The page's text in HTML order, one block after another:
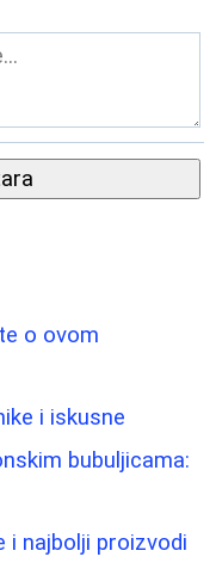
o ovom
i iskusne
bubuljicama:
i najbolji proizvodi